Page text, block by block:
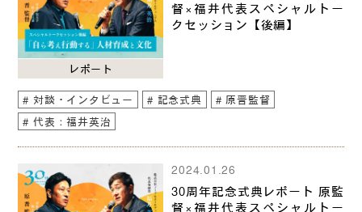
レポート
督×福井代表スペシャルトー
クセッション【後編】
対談・インタビュー 記念式典
原晋監督
代表：福井英治
2024.01.26
30周年記念式典レポート 原監
督×福井代表スペシャルトー